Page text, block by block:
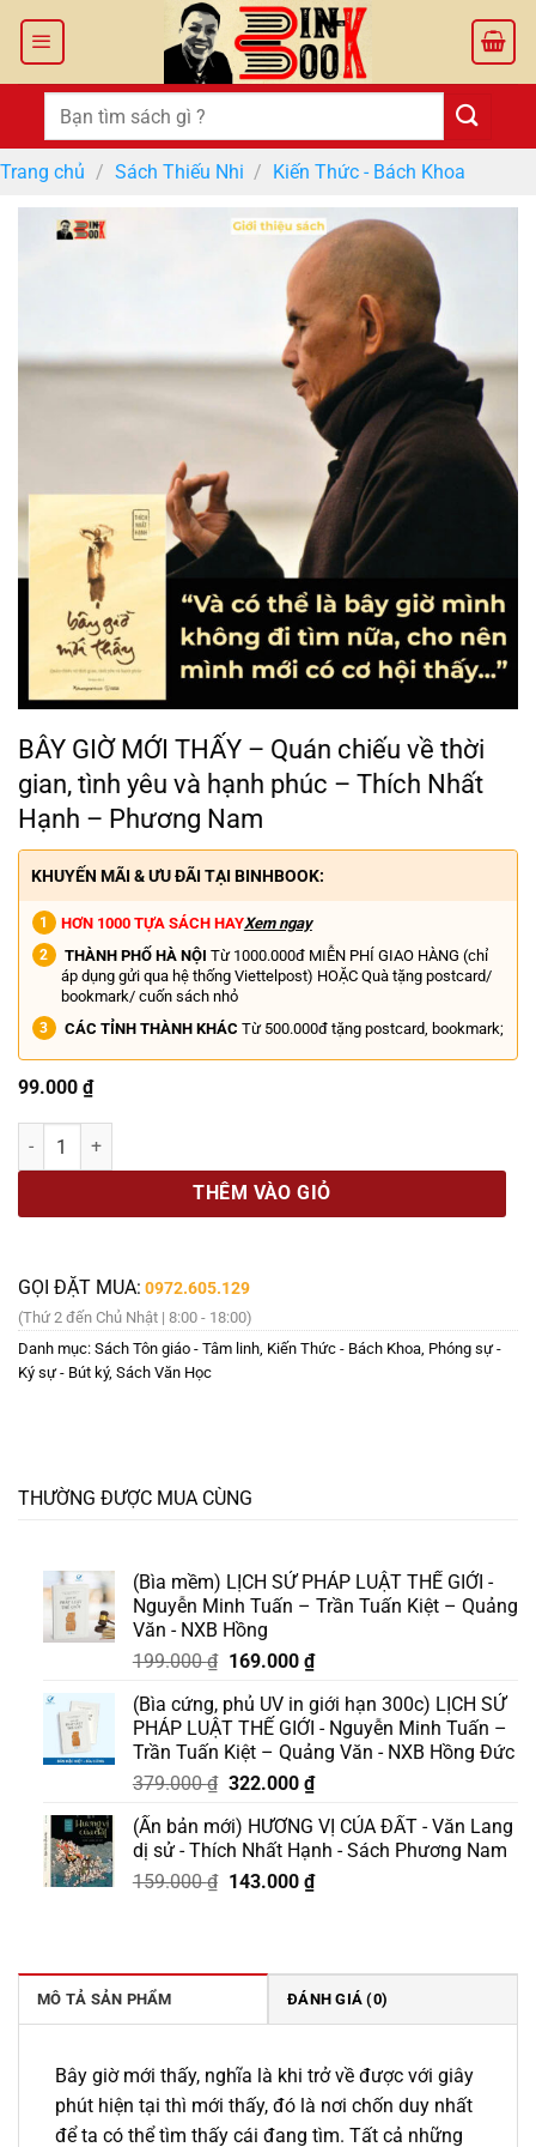
Tìm
kiếm:
Trang chủ / Sách Thiếu Nhi / Kiến Thức - Bách Khoa
BÂY GIỜ MỚI THẤY – Quán chiếu về thời
gian, tình yêu và hạnh phúc – Thích Nhất
Hạnh – Phương Nam
KHUYẾN MÃI & ƯU ĐÃI TẠI BINHBOOK:
HƠN 1000 TỰA SÁCH HAYXem ngay
THÀNH PHỐ HÀ NỘI Từ 1000.000đ MIỄN PHÍ GIAO HÀNG (chỉ
áp dụng gửi qua hệ thống Viettelpost) HOẶC Quà tặng postcard/
bookmark/ cuốn sách nhỏ
CÁC TỈNH THÀNH KHÁC Từ 500.000đ tặng postcard, bookmark;
99.000 ₫
BÂY GIỜ MỚI THẤY - Quán chiếu về thời gian, tình yêu và hạnh
THÊM VÀO GIỎ
GỌI ĐẶT MUA: 0972.605.129
(Thứ 2 đến Chủ Nhật | 8:00 - 18:00)
Danh mục: Sách Tôn giáo - Tâm linh, Kiến Thức - Bách Khoa, Phóng sự -
Ký sự - Bút ký, Sách Văn Học
THƯỜNG ĐƯỢC MUA CÙNG
(Bìa mềm) LỊCH SỬ PHÁP LUẬT THẾ GIỚI -
Nguyễn Minh Tuấn – Trần Tuấn Kiệt – Quảng
Văn - NXB Hồng
199.000₫ Giá
là:
199.000 ₫.
169.000 ₫Giá
tại
là:
169.000 ₫.
(Bìa cứng, phủ UV in giới hạn 300c) LỊCH SỬ
PHÁP LUẬT THẾ GIỚI - Nguyễn Minh Tuấn –
Trần Tuấn Kiệt – Quảng Văn - NXB Hồng Đức
379.000₫ Giá
là:
379.000 ₫.
322.000 ₫Giá
tại
là:
322.000 ₫.
(Ấn bản mới) HƯƠNG VỊ CỦA ĐẤT - Văn Lang
dị sử - Thích Nhất Hạnh - Sách Phương Nam
159.000₫ Giá
143.000 ₫Giá
143.000 ₫.
MÔ TẢ SẢN PHẨM ĐÁNH GIÁ (0)
Bây giờ mới thấy, nghĩa là khi trở về được với giây
phút hiện tại thì mới thấy, đó là nơi chốn duy nhất
để ta có thể tìm thấy cái đang tìm. Tất cả những